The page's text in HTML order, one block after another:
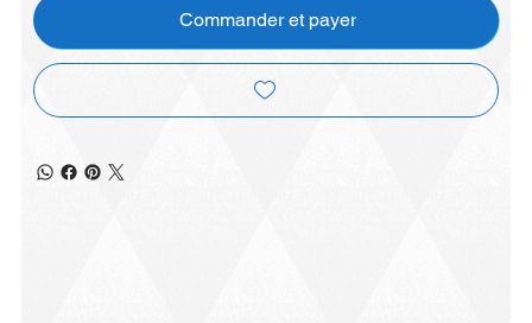
Commander et payer